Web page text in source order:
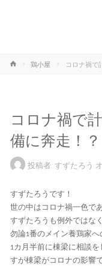
ホ
鶏小屋 コロナ禍で
コロナ禍で
備に奔走！？
投稿者: すずたろう
すずたろうです！
世の中はコロナ禍一色で
すずたろうも例外ではな
勿論1番のメイン養鶏家へ
1カ月半前に棟梁に相談
すが棟梁がコロナの影響